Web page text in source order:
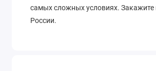
самых сложных условиях. Закажите
России.